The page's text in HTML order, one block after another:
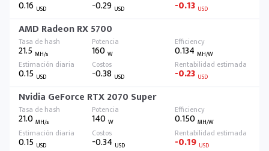
0.16 USD -0.29 USD -0.13 USD
AMD Radeon RX 5700
21.5 MH/s 160W 0.134 MH/W
0.15 USD -0.38 USD -0.23 USD
Nvidia GeForce RTX 2070 Super
21.0 MH/s 140W 0.150 MH/W
0.15 USD -0.34 USD -0.19 USD